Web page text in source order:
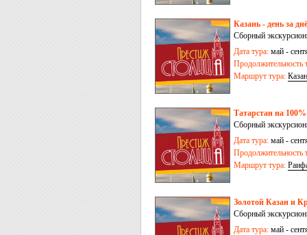
Казань - день за
Сборный
Дата тура: май -
Продолжительность
Маршрут тура:
Татарстан на
Сборный
Дата тура: май -
Продолжительность
Маршрут тура:
Золотой Казан и
Сборный
Дата тура: май -